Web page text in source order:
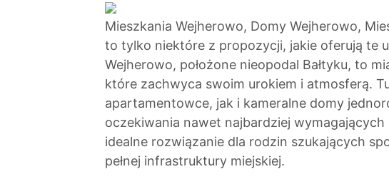
Mieszkania Wejherowo, Domy Wejherowo,
to tylko niektóre z propozycji, jakie oferują te
Wejherowo, położone nieopodal Bałtyku, to
które zachwyca swoim urokiem i atmosferą.
apartamentowce, jak i kameralne domy
oczekiwania nawet najbardziej
idealne rozwiązanie dla rodzin szukających
pełnej infrastruktury miejskiej.